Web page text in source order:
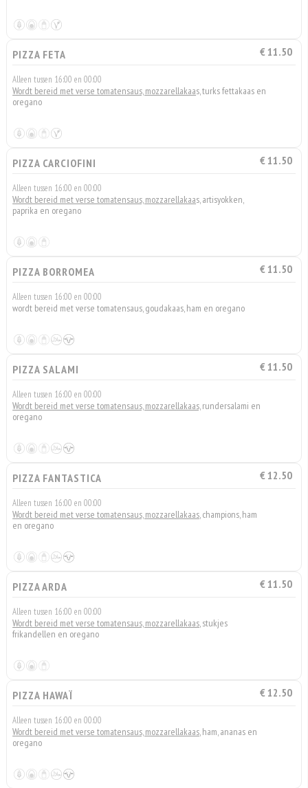
PIZZA FETA € 11.50
Alleen tussen 16:00 en 00:00
Wordt bereid met verse tomatensaus, mozzarellakaas, turks fettakaas en
oregano
PIZZA CARCIOFINI € 11.50
Alleen tussen 16:00 en 00:00
Wordt bereid met verse tomatensaus, mozzarellakaas, artisyokken,
paprika en oregano
PIZZA BORROMEA € 11.50
Alleen tussen 16:00 en 00:00
wordt bereid met verse tomatensaus, goudakaas, ham en oregano
PIZZA SALAMI € 11.50
Alleen tussen 16:00 en 00:00
Wordt bereid met verse tomatensaus, mozzarellakaas,rundersalami en
oregano
PIZZA FANTASTICA € 12.50
Alleen tussen 16:00 en 00:00
Wordt bereid met verse tomatensaus, mozzarellakaas, champions, ham
en oregano
PIZZA ARDA € 11.50
Alleen tussen 16:00 en 00:00
Wordt bereid met verse tomatensaus, mozzarellakaas, stukjes
frikandellen en oregano
PIZZA HAWAÏ € 12.50
Alleen tussen 16:00 en 00:00
Wordt bereid met verse tomatensaus, mozzarellakaas, ham, ananas en
oregano